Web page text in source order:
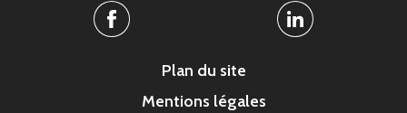
Facebook Linkedin
Plan du site
Mentions légales